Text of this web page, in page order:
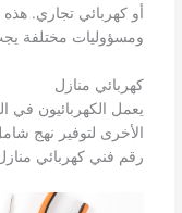
أو كهربائي تجاري. هذه
ومسؤوليات مختلفة
كهربائي منازل
يعمل الكهربائيون
الأخرى لتوفير نهج
رقم فني كهربائي